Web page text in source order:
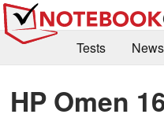
Tests News
Kaufberatung
Deals
HP Omen